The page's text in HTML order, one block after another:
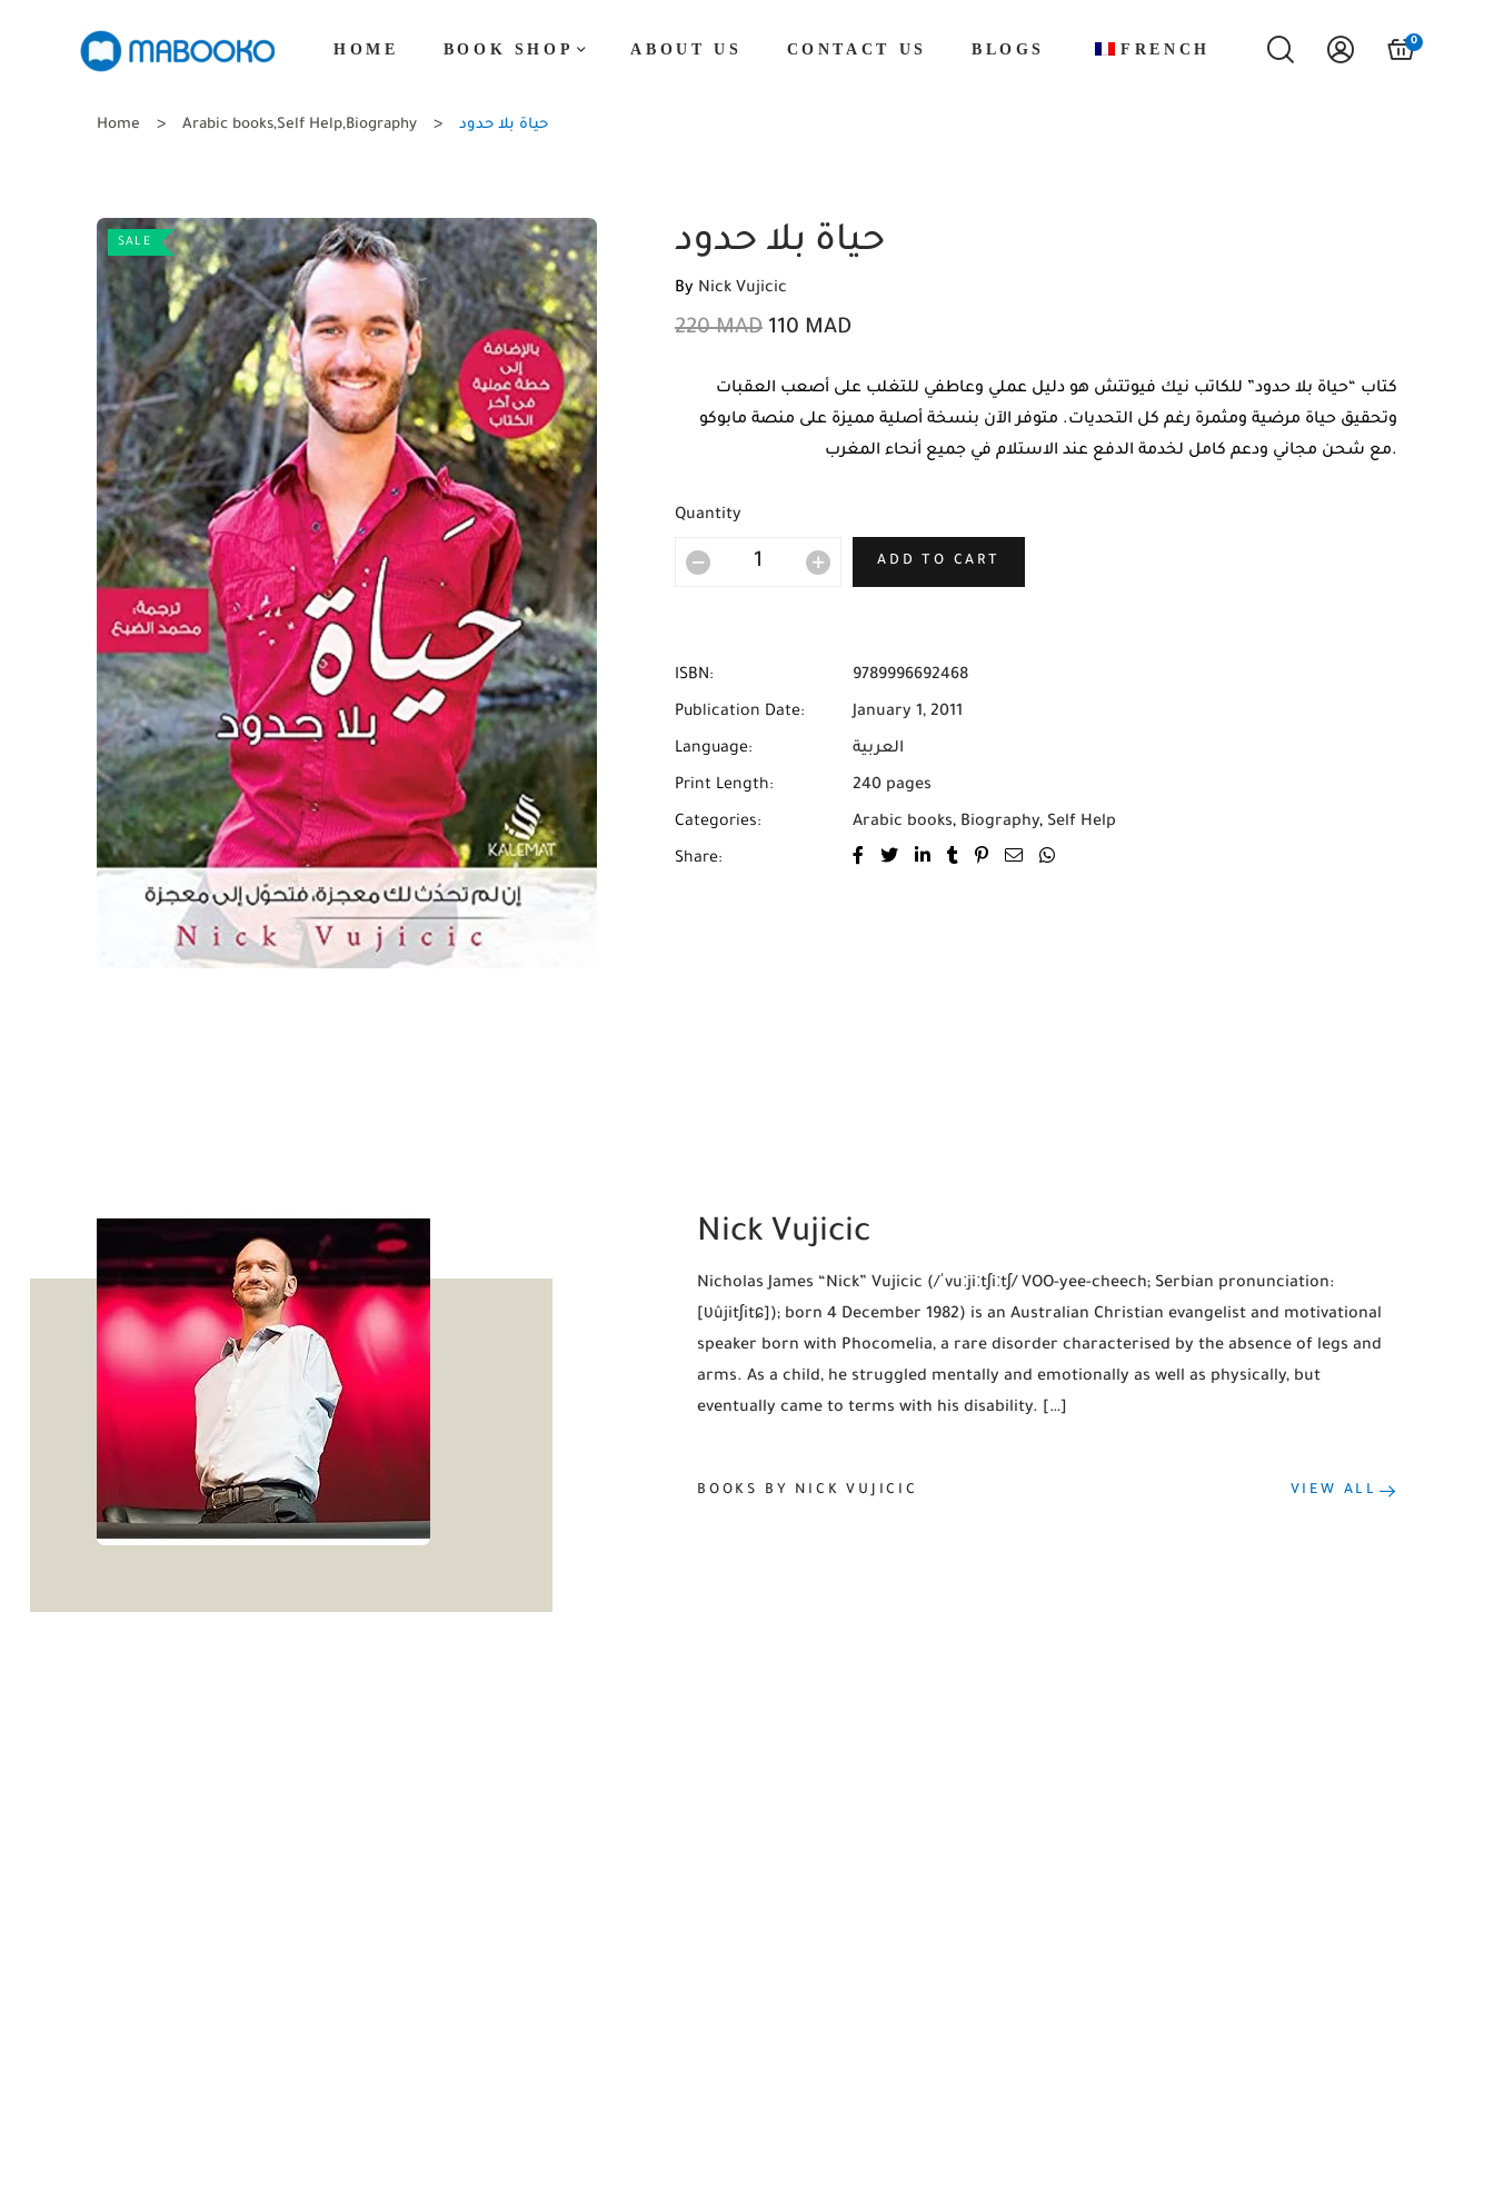
HOME BOOK SHOP ABOUT US CONTACT US BLOGS FRENCH 0
Home Arabic books,Self Help,Biography حياة بلا حدود
SALE حياة بلا حدود
By Nick Vujicic
220MAD 110 MAD
كتاب “حياة بلا حدود” للكاتب نيك فيوتتش هو دليل عملي وعاطفي للتغلب على أصعب العقبات
وتحقيق حياة مرضية ومثمرة رغم كل التحديات. متوفر الآن بنسخة أصلية مميزة على منصة مابوكو
مع شحن مجاني ودعم كامل لخدمة الدفع عند الاستلام في جميع أنحاء المغرب.
Quantity
ADD TO CART
ISBN: 9789996692468
Publication Date: January 1, 2011
Language: العربية
Print Length: 240 pages
Categories: Arabic books, Biography, Self Help
Share:
Nick Vujicic
Nicholas James “Nick” Vujicic (/ˈvuːjiːtʃiːtʃ/ VOO-yee-cheech; Serbian pronunciation:
[ʋûjitʃitɕ]); born 4 December 1982) is an Australian Christian evangelist and motivational
speaker born with Phocomelia, a rare disorder characterised by the absence of legs and
arms. As a child, he struggled mentally and emotionally as well as physically, but
eventually came to terms with his disability. […]
BOOKS BY NICK VUJICIC VIEW ALL